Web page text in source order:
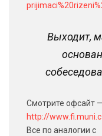
Выходит,
Смотрите офсайт
http://
Все по аналогии с